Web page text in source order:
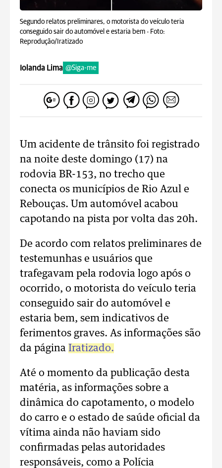
Segundo relatos preliminares, o motorista do veículo teria
conseguido sair do automóvel e estaria bem - Foto:
Reprodução/Iratizado
Iolanda Lima @Siga-me
Um acidente de trânsito foi registrado
na noite deste domingo (17) na
rodovia BR-153, no trecho que
conecta os municípios de Rio Azul e
Rebouças. Um automóvel acabou
capotando na pista por volta das 20h.
De acordo com relatos preliminares de
testemunhas e usuários que
trafegavam pela rodovia logo após o
ocorrido, o motorista do veículo teria
conseguido sair do automóvel e
estaria bem, sem indicativos de
ferimentos graves. As informações são
da página Iratizado.
Até o momento da publicação desta
matéria, as informações sobre a
dinâmica do capotamento, o modelo
do carro e o estado de saúde oficial da
vítima ainda não haviam sido
confirmadas pelas autoridades
responsáveis, como a Polícia